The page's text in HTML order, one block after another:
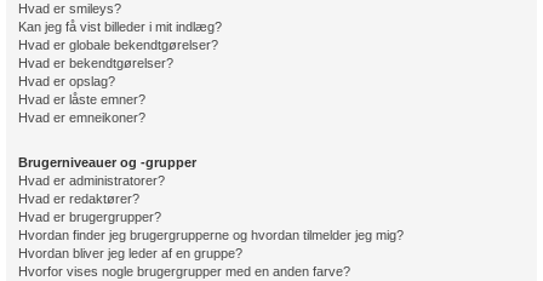
Hvad er smileys?
Kan jeg få vist billeder i mit indlæg?
Hvad er globale bekendtgørelser?
Hvad er bekendtgørelser?
Hvad er opslag?
Hvad er låste emner?
Hvad er emneikoner?
Brugerniveauer og -grupper
Hvad er administratorer?
Hvad er redaktører?
Hvad er brugergrupper?
Hvordan finder jeg brugergrupperne og hvordan tilmelder jeg mig?
Hvordan bliver jeg leder af en gruppe?
Hvorfor vises nogle brugergrupper med en anden farve?